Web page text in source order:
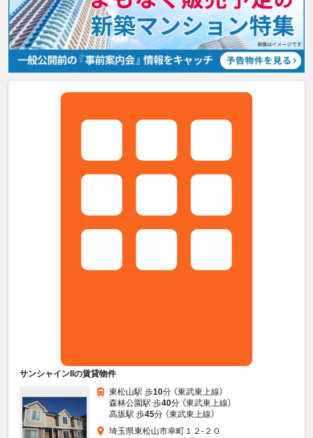
サンシャインIIの賃貸物件
東松山駅 歩10分 （東武東上線）
森林公園駅 歩40分 （東武東上線）
高坂駅 歩45分 （東武東上線）
埼玉県東松山市幸町１２-２０